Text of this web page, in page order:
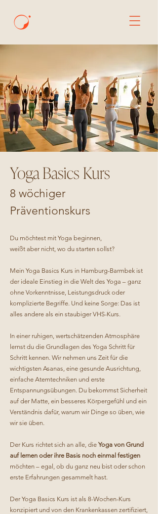
Yoga Basics Kurs
8 wöchiger
Präventionskurs
Du möchtest mit Yoga beginnen,
weißt aber nicht, wo du starten sollst?
Mein Yoga Basics Kurs in Hamburg-Barmbek ist
der ideale Einstieg in die Welt des Yoga – ganz
ohne Vorkenntnisse, Leistungsdruck oder
komplizierte Begriffe. Und keine Sorge: Das ist
alles andere als ein staubiger VHS-Kurs.
In einer ruhigen, wertschätzenden Atmosphäre
lernst du die Grundlagen des Yoga Schritt für
Schritt kennen. Wir nehmen uns Zeit für die
wichtigsten Asanas, eine gesunde Ausrichtung,
einfache Atemtechniken und erste
Entspannungsübungen. Du bekommst Sicherheit
auf der Matte, ein besseres Körpergefühl und ein
Verständnis dafür, warum wir Dinge so üben, wie
wir sie üben.
Der Kurs richtet sich an alle, die Yoga von Grund
auf lernen oder ihre Basis noch einmal festigen
möchten – egal, ob du ganz neu bist oder schon
erste Erfahrungen gesammelt hast.
Der Yoga Basics Kurs ist als 8-Wochen-Kurs
konzipiert und von den Krankenkassen zertifiziert,